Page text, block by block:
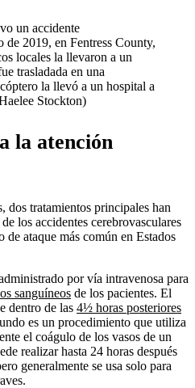
un accidente
de 2019, en Fentress County,
locales la llevaron a un
trasladada en una
la llevó a un hospital a
Stockton)
la atención
dos tratamientos principales han
los accidentes cerebrovasculares
ataque más común en Estados
por vía intravenosa para
sanguíneos de los pacientes. El
dentro de las 4½ horas posteriores
es un procedimiento que utiliza
el coágulo de los vasos de un
realizar hasta 24 horas después
generalmente se usa solo para